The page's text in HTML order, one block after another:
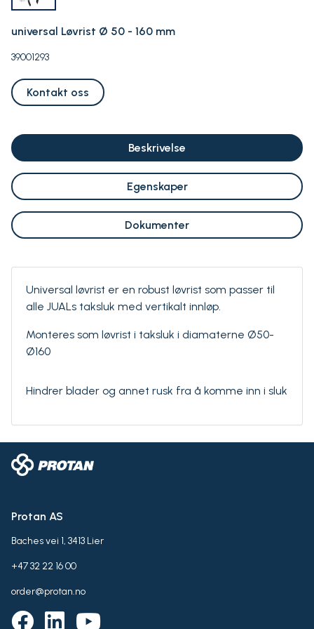
universal Løvrist Ø 50 - 160 mm
39001293
Kontakt oss
Beskrivelse
Egenskaper
Dokumenter
Universal løvrist er en robust løvrist som passer til
alle JUALs taksluk med vertikalt innløp.
Monteres som løvrist i taksluk i diamaterne Ø50-
Ø160
Hindrer blader og annet rusk fra å komme inn i sluk
Protan AS
Baches vei 1, 3413 Lier
+47 32 22 16 00
order@protan.no